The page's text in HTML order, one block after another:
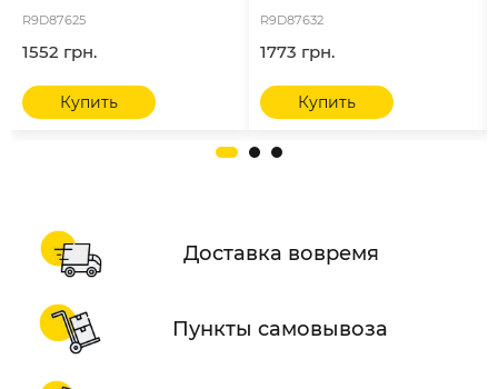
R9D87625
1552 грн.
Купить
R9D87632
1773 грн.
Купить
Доставка вовремя
Пункты самовывоза